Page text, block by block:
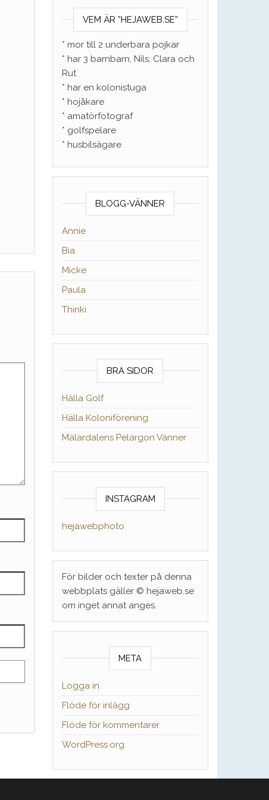
VEM ÄR ”HEJAWEB.SE”
* mor till 2 underbara pojkar
* har 3 barnbarn, Nils, Clara och
Rut
* har en kolonistuga
* hojåkare
* amatörfotograf
* golfspelare
* husbilsägare
BLOGG-VÄNNER
Annie
Bia
Micke
Paula
Thinki
BRA SIDOR
Hälla Golf
Hälla Koloniförening
Mälardalens Pelargon Vänner
INSTAGRAM
hejawebphoto
För bilder och texter på denna
webbplats gäller © hejaweb.se
om inget annat anges.
META
Logga in
Flöde för inlägg
Flöde för kommentarer
WordPress.org